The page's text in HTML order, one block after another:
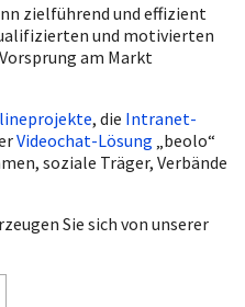
zielführend und effizient
und motivierten
am Markt
, die Intranet-
Videochat-Lösung „beolo“
soziale Träger, Verbände
Sie sich von unserer